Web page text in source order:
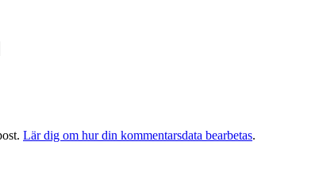
Lär dig om hur din kommentarsdata bearbetas.